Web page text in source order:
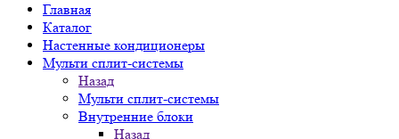
Главная
Каталог
Настенные кондиционеры
Мульти сплит-системы
Назад
Мульти сплит-системы
Внутренние блоки
Назад